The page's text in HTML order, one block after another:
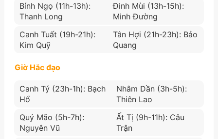
Bính Ngọ (11h-13h):
Thanh Long
Đinh Mùi (13h-15h):
Minh Đường
Canh Tuất (19h-21h):
Kim Quỹ
Tân Hợi (21h-23h): Bảo
Quang
Giờ Hắc đạo
Canh Tý (23h-1h): Bạch
Hổ
Nhâm Dần (3h-5h):
Thiên Lao
Quý Mão (5h-7h):
Nguyên Vũ
Ất Tị (9h-11h): Câu
Trận